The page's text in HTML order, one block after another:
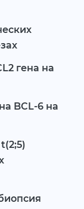
гена на
BCL-6 на